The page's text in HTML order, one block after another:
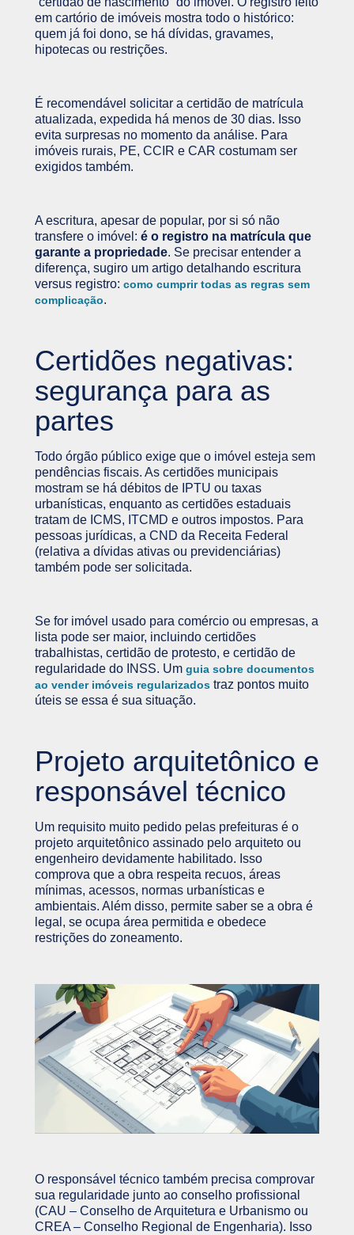
em cartório de imóveis mostra todo o histórico:
quem já foi dono, se há dívidas, gravames,
hipotecas ou restrições.
É recomendável solicitar a certidão de matrícula
atualizada, expedida há menos de 30 dias. Isso
evita surpresas no momento da análise. Para
imóveis rurais, PE, CCIR e CAR costumam ser
exigidos também.
A escritura, apesar de popular, por si só não
transfere o imóvel: é o registro na matrícula que
garante a propriedade. Se precisar entender a
diferença, sugiro um artigo detalhando escritura
versus registro: como cumprir todas as regras sem
complicação.
Certidões negativas:
segurança para as
partes
Todo órgão público exige que o imóvel esteja sem
pendências fiscais. As certidões municipais
mostram se há débitos de IPTU ou taxas
urbanísticas, enquanto as certidões estaduais
tratam de ICMS, ITCMD e outros impostos. Para
pessoas jurídicas, a CND da Receita Federal
(relativa a dívidas ativas ou previdenciárias)
também pode ser solicitada.
Se for imóvel usado para comércio ou empresas, a
lista pode ser maior, incluindo certidões
trabalhistas, certidão de protesto, e certidão de
regularidade do INSS. Um guia sobre documentos
ao vender imóveis regularizados traz pontos muito
úteis se essa é sua situação.
Projeto arquitetônico e
responsável técnico
Um requisito muito pedido pelas prefeituras é o
projeto arquitetônico assinado pelo arquiteto ou
engenheiro devidamente habilitado. Isso
comprova que a obra respeita recuos, áreas
mínimas, acessos, normas urbanísticas e
ambientais. Além disso, permite saber se a obra é
legal, se ocupa área permitida e obedece
restrições do zoneamento.
O responsável técnico também precisa comprovar
sua regularidade junto ao conselho profissional
(CAU – Conselho de Arquitetura e Urbanismo ou
CREA – Conselho Regional de Engenharia). Isso